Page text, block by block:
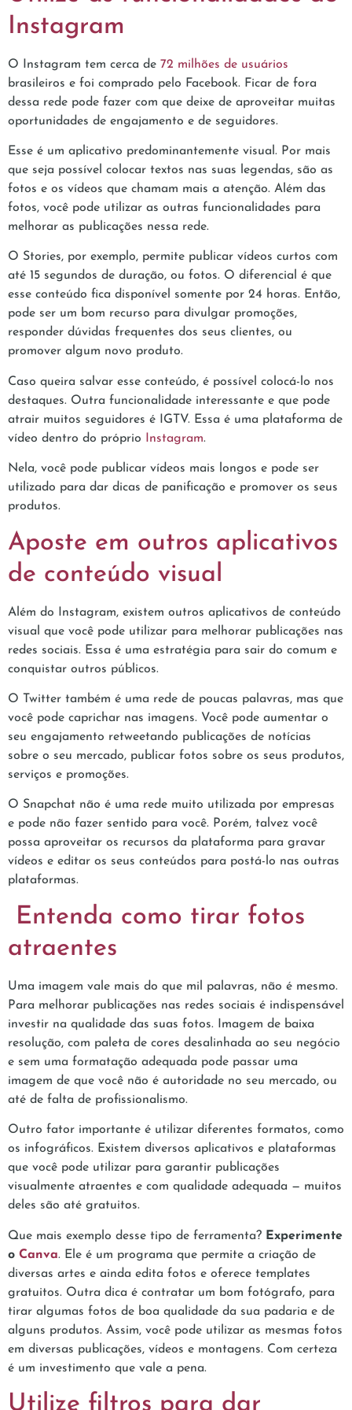
Instagram
O Instagram tem cerca de 72 milhões de usuários
brasileiros e foi comprado pelo Facebook. Ficar de fora
dessa rede pode fazer com que deixe de aproveitar muitas
oportunidades de engajamento e de seguidores.
Esse é um aplicativo predominantemente visual. Por mais
que seja possível colocar textos nas suas legendas, são as
fotos e os vídeos que chamam mais a atenção. Além das
fotos, você pode utilizar as outras funcionalidades para
melhorar as publicações nessa rede.
O Stories, por exemplo, permite publicar vídeos curtos com
até 15 segundos de duração, ou fotos. O diferencial é que
esse conteúdo fica disponível somente por 24 horas. Então,
pode ser um bom recurso para divulgar promoções,
responder dúvidas frequentes dos seus clientes, ou
promover algum novo produto.
Caso queira salvar esse conteúdo, é possível colocá-lo nos
destaques. Outra funcionalidade interessante e que pode
atrair muitos seguidores é IGTV. Essa é uma plataforma de
vídeo dentro do próprio
Instagram.
Nela, você pode publicar vídeos mais longos e pode ser
utilizado para dar dicas de panificação e promover os seus
produtos.
Aposte em outros aplicativos
de conteúdo visual
Além do Instagram, existem outros aplicativos de conteúdo
visual que você pode utilizar para melhorar publicações nas
redes sociais. Essa é uma estratégia para sair do comum e
conquistar outros públicos.
O Twitter também é uma rede de poucas palavras, mas que
você pode caprichar nas imagens. Você pode aumentar o
seu engajamento retweetando publicações de notícias
sobre o seu mercado, publicar fotos sobre os seus produtos,
serviços e promoções.
O Snapchat não é uma rede muito utilizada por empresas
e pode não fazer sentido para você. Porém, talvez você
possa aproveitar os recursos da plataforma para gravar
vídeos e editar os seus conteúdos para postá-lo nas outras
plataformas.
Entenda como tirar fotos
atraentes
Uma imagem vale mais do que mil palavras, não é mesmo.
Para melhorar publicações nas redes sociais é indispensável
investir na qualidade das suas fotos. Imagem de baixa
resolução, com paleta de cores desalinhada ao seu negócio
e sem uma formatação adequada pode passar uma
imagem de que você não é autoridade no seu mercado, ou
até de falta de profissionalismo.
Outro fator importante é utilizar diferentes formatos, como
os infográficos. Existem diversos aplicativos e plataformas
que você pode utilizar para garantir publicações
visualmente atraentes e com qualidade adequada — muitos
deles são até gratuitos.
Que mais exemplo desse tipo de ferramenta? Experimente
o Canva. Ele é um programa que permite a criação de
diversas artes e ainda edita fotos e oferece templates
gratuitos. Outra dica é contratar um bom fotógrafo, para
tirar algumas fotos de boa qualidade da sua padaria e de
alguns produtos. Assim, você pode utilizar as mesmas fotos
em diversas publicações, vídeos e montagens. Com certeza
é um investimento que vale a pena.
Utilize filtros para dar